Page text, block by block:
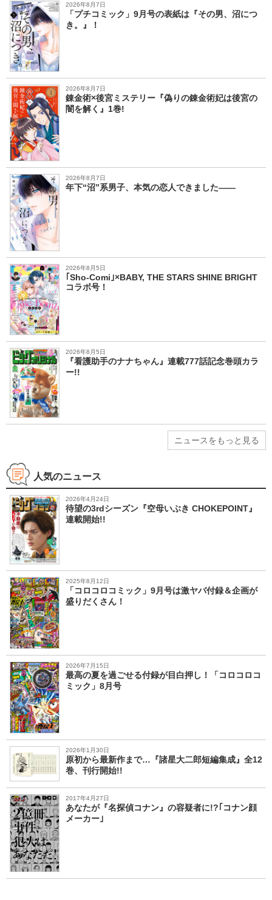
2026年8月7日
「プチコミック」9月号の表紙は『その男、沼につ
き。』！
2026年8月7日
錬金術×後宮ミステリー『偽りの錬金術妃は後宮の
闇を解く』1巻!
2026年8月7日
年下“沼”系男子、本気の恋人できました――
2026年8月5日
｢Sho-Comi｣×BABY, THE STARS SHINE BRIGHT
コラボ号！
2026年8月5日
『看護助手のナナちゃん』連載777話記念巻頭カラ
ー!!
ニュースをもっと見る
人気のニュース
2026年4月24日
待望の3rdシーズン『空母いぶき CHOKEPOINT』
連載開始!!
2025年8月12日
「コロコロコミック」9月号は激ヤバ付録＆企画が
盛りだくさん！
2026年7月15日
最高の夏を過ごせる付録が目白押し！「コロコロコ
ミック」8月号
2026年1月30日
原初から最新作まで…『諸星大二郎短編集成』全12
巻、刊行開始!!
2017年4月27日
あなたが『名探偵コナン』の容疑者に!?｢コナン顔
メーカー｣